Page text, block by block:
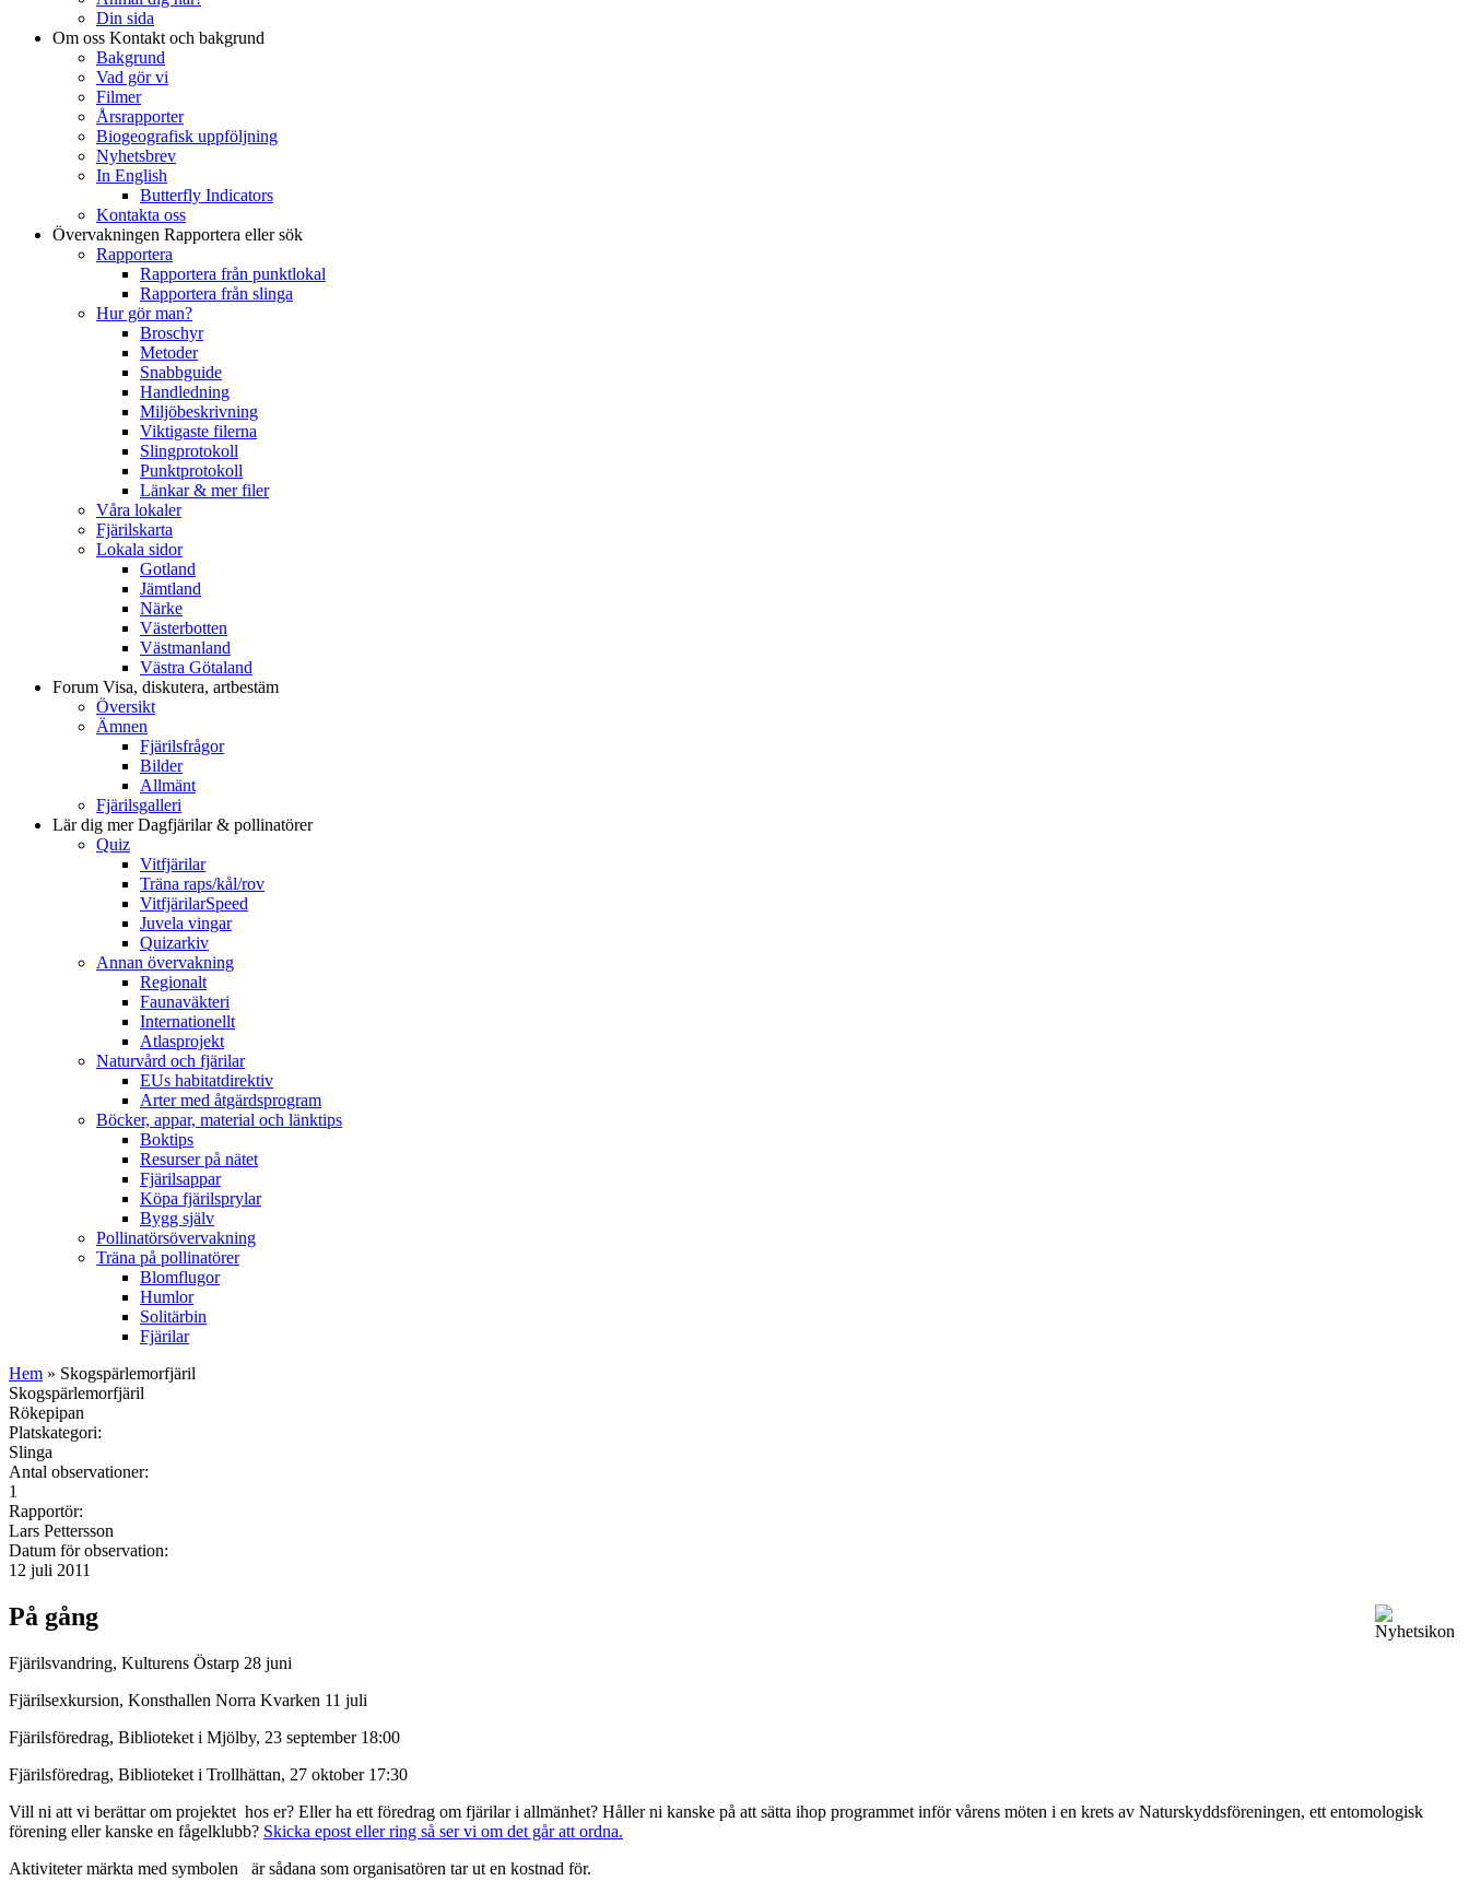
Din sida
Om oss Kontakt och bakgrund
Bakgrund
Vad gör vi
Filmer
Årsrapporter
Biogeografisk uppföljning
Nyhetsbrev
In English
Butterfly Indicators
Kontakta oss
Övervakningen Rapportera eller sök
Rapportera
Rapportera från punktlokal
Rapportera från slinga
Hur gör man?
Broschyr
Metoder
Snabbguide
Handledning
Miljöbeskrivning
Viktigaste filerna
Slingprotokoll
Punktprotokoll
Länkar & mer filer
Våra lokaler
Fjärilskarta
Lokala sidor
Gotland
Jämtland
Närke
Västerbotten
Västmanland
Västra Götaland
Forum Visa, diskutera, artbestäm
Översikt
Ämnen
Fjärilsfrågor
Bilder
Allmänt
Fjärilsgalleri
Lär dig merDagfjärilar & pollinatörer
Quiz
Vitfjärilar
Träna raps/kål/rov
VitfjärilarSpeed
Juvela vingar
Quizarkiv
Annan övervakning
Regionalt
Faunaväkteri
Internationellt
Atlasprojekt
Naturvård och fjärilar
EUs habitatdirektiv
Arter med åtgärdsprogram
Böcker, appar, material och länktips
Boktips
Resurser på nätet
Fjärilsappar
Köpa fjärilsprylar
Bygg själv
Pollinatörsövervakning
Träna på pollinatörer
Blomflugor
Humlor
Solitärbin
Fjärilar
Hem » Skogspärlemorfjäril
Skogspärlemorfjäril
Rökepipan
Platskategori:
Slinga
Antal observationer:
1
Rapportör:
Lars Pettersson
Datum för observation:
12 juli 2011
På gång
Fjärilsvandring, Kulturens Östarp 28 juni
Fjärilsexkursion, Konsthallen Norra Kvarken 11 juli
Fjärilsföredrag, Biblioteket i Mjölby, 23 september 18:00
Fjärilsföredrag, Biblioteket i Trollhättan, 27 oktober 17:30
Vill ni att vi berättar om projektet hos er? Eller ha ett föredrag om fjärilar i allmänhet? Håller ni kanske på att sätta ihop programmet inför vårens möten i en krets av Naturskyddsföreningen, ett entomologisk
förening eller kanske en fågelklubb? Skicka epost eller ring så ser vi om det går att ordna.
Aktiviteter märkta med symbolen
är sådana som organisatören tar ut en kostnad för.